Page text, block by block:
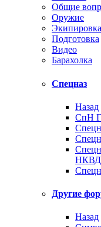
Общие
Оружие
Экипировка
Подготовка
Видео
Барахолка
Спецназ
Назад
СпН
Другие
Назад